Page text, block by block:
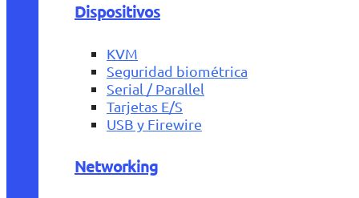
Dispositivos
KVM
Seguridad biométrica
Serial / Parallel
Tarjetas E/S
USB y Firewire
Networking